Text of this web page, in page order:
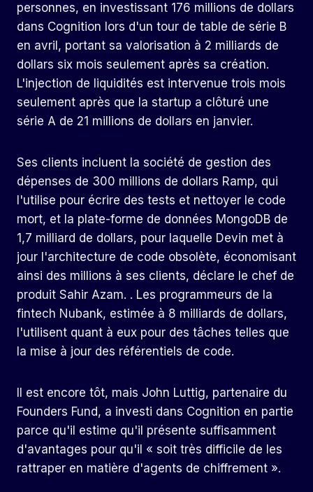
personnes, en investissant 176 millions de dollars
dans Cognition lors d'un tour de table de série B
en avril, portant sa valorisation à 2 milliards de
dollars six mois seulement après sa création.
L'injection de liquidités est intervenue trois mois
seulement après que la startup a clôturé une
série A de 21 millions de dollars en janvier.
Ses clients incluent la société de gestion des
dépenses de 300 millions de dollars Ramp, qui
l'utilise pour écrire des tests et nettoyer le code
mort, et la plate-forme de données MongoDB de
1,7 milliard de dollars, pour laquelle Devin met à
jour l'architecture de code obsolète, économisant
ainsi des millions à ses clients, déclare le chef de
produit Sahir Azam. . Les programmeurs de la
fintech Nubank, estimée à 8 milliards de dollars,
l'utilisent quant à eux pour des tâches telles que
la mise à jour des référentiels de code.
Il est encore tôt, mais John Luttig, partenaire du
Founders Fund, a investi dans Cognition en partie
parce qu'il estime qu'il présente suffisamment
d'avantages pour qu'il « soit très difficile de les
rattraper en matière d'agents de chiffrement ».